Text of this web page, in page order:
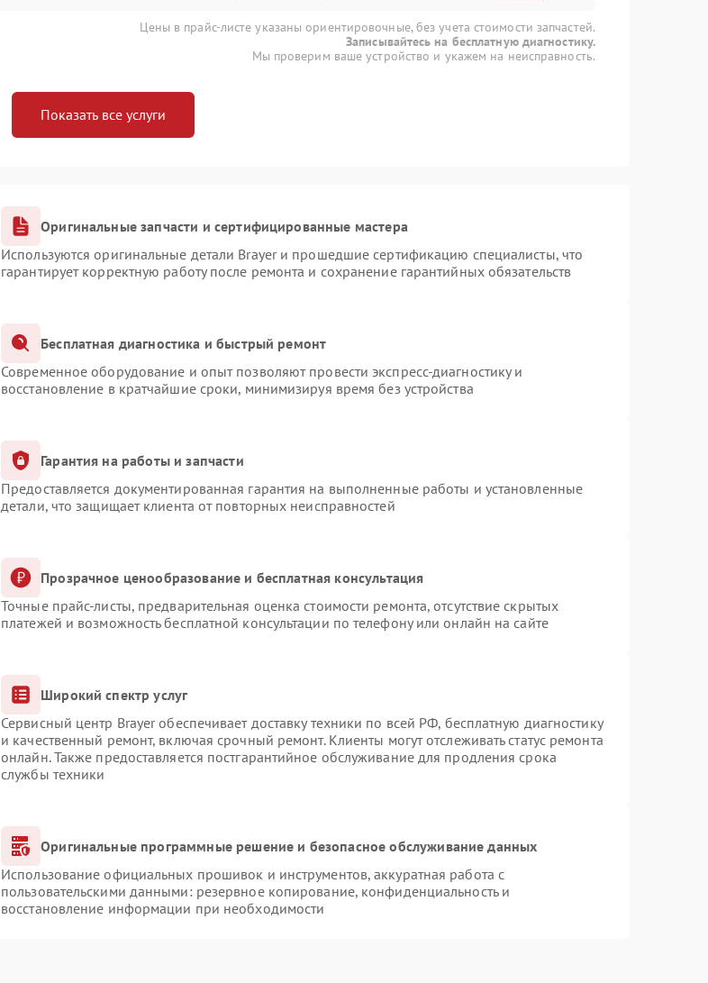
Цены в прайс-листе указаны ориентировочные, без учета стоимости запчастей.
Записывайтесь на бесплатную диагностику.
Мы проверим ваше устройство и укажем на неисправность.
Показать все услуги
Оригинальные запчасти и сертифицированные мастера
Используются оригинальные детали Brayer и прошедшие сертификацию специалисты, что
гарантирует корректную работу после ремонта и сохранение гарантийных обязательств
Бесплатная диагностика и быстрый ремонт
Современное оборудование и опыт позволяют провести экспресс-диагностику и
восстановление в кратчайшие сроки, минимизируя время без устройства
Гарантия на работы и запчасти
Предоставляется документированная гарантия на выполненные работы и установленные
детали, что защищает клиента от повторных неисправностей
Прозрачное ценообразование и бесплатная консультация
Точные прайс-листы, предварительная оценка стоимости ремонта, отсутствие скрытых
платежей и возможность бесплатной консультации по телефону или онлайн на сайте
Широкий спектр услуг
Сервисный центр Brayer обеспечивает доставку техники по всей РФ, бесплатную диагностику
и качественный ремонт, включая срочный ремонт. Клиенты могут отслеживать статус ремонта
онлайн. Также предоставляется постгарантийное обслуживание для продления срока
службы техники
Оригинальные программные решение и безопасное обслуживание данных
Использование официальных прошивок и инструментов, аккуратная работа с
пользовательскими данными: резервное копирование, конфиденциальность и
восстановление информации при необходимости